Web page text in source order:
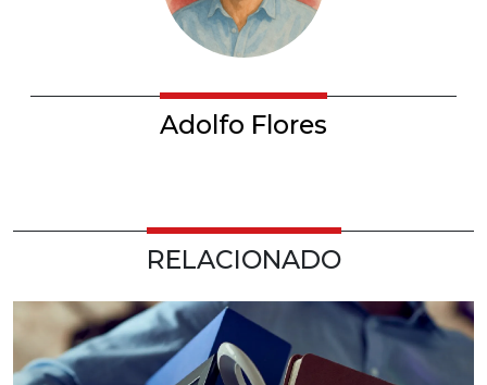
Adolfo Flores
RELACIONADO